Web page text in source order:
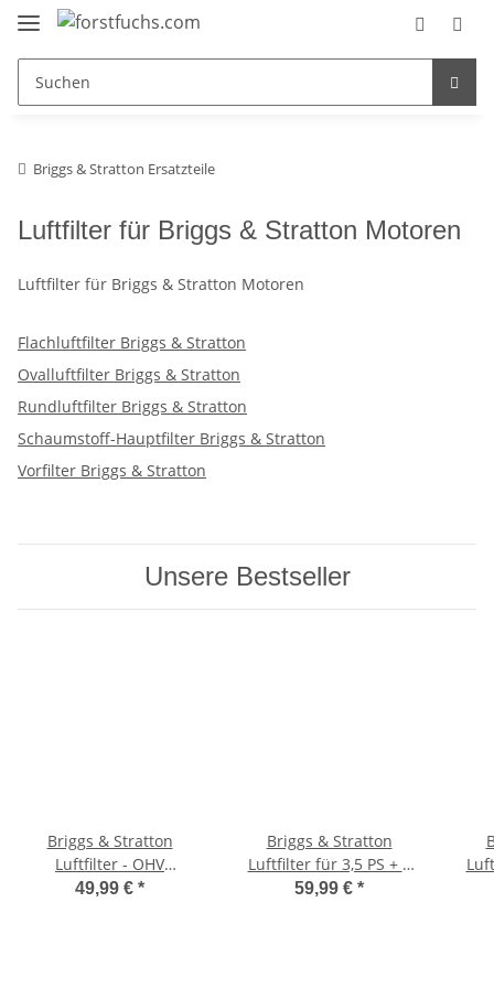
Briggs & Stratton Ersatzteile
Luftfilter für Briggs & Stratton Motoren
Luftfilter für Briggs & Stratton Motoren
Flachluftfilter Briggs & Stratton
Ovalluftfilter Briggs & Stratton
Rundluftfilter Briggs & Stratton
Schaumstoff-Hauptfilter Briggs & Stratton
Vorfilter Briggs & Stratton
Unsere Bestseller
Briggs & Stratton
Luftfilter - OHV
Vanguard horizontal z.B.
49,99 € *
Briggs & Stratton
Luftfilter für 3,5 PS + 5
PS Industrial Plus
59,99 € *